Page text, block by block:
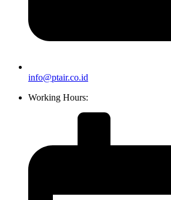
info@ptair.co.id
Working Hours: